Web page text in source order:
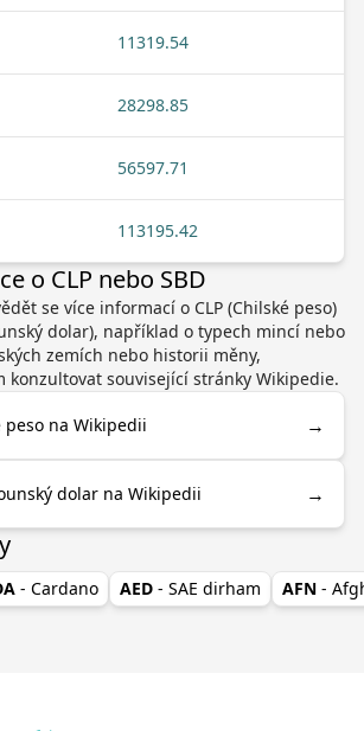
11319.54
28298.85
56597.71
113195.42
o CLP nebo SBD
se více informací o CLP (Chilské peso)
dolar), například o typech mincí nebo
zemích nebo historii měny,
konzultovat související stránky Wikipedie.
peso na Wikipedii →
dolar na Wikipedii →
- Cardano AED - SAE dirham AFN -